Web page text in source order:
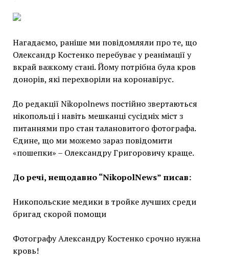
Нагадаємо, раніше ми повідомляли про те, що
Олександр Костенко перебуває у реанімації у
вкрай важкому стані. Йому потрібна була кров
донорів, які перехворіли на коронавірус.
До редакції Nikopolnews постійно звертаються
нікопольці і навіть мешканці сусідніх міст з
питаннями про стан талановитого фотографа.
Єдине, що ми можемо зараз повідомити
«пошепки» – Олександру Григоровичу краще.
До речі, нещодавно “NikopolNews” писав:
Никопольские медики в тройке лучших среди
бригад скорой помощи
Фотографу Александру Костенко срочно нужна
кровь!